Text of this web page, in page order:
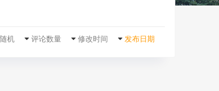
发布日期
修改时间
评论数量
随机